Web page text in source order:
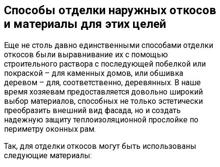
Способы отделки наружных откосов
и материалы для этих целей
Еще не столь давно единственными способами отделки
откосов были выравнивание их с помощью
строительного раствора с последующей побелкой или
покраской – для каменных домов, или обшивка
деревом – для, соответственно, деревянных. В наше
время хозяевам предоставляется довольно широкий
выбор материалов, способных не только эстетически
преобразить внешний вид фасада, но и создать
надежную защиту теплоизоляционной прослойке по
периметру оконных рам.
Так, для отделки откосов могут быть использованы
следующие материалы: